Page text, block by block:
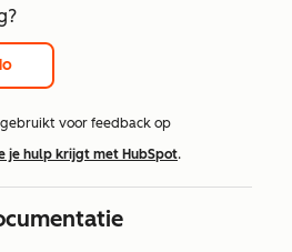
voor feedback op
je hulp krijgt met HubSpot.